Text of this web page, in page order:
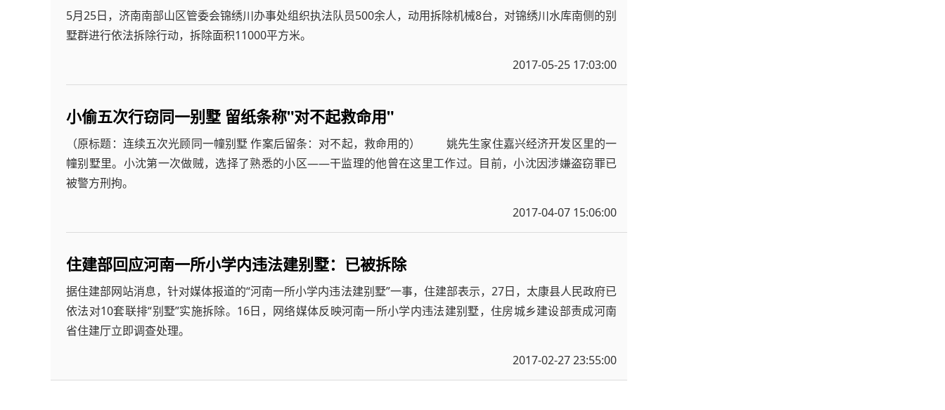
5月25日，济南南部山区管委会锦绣川办事处组织执法队员500余人，动用拆除机械8台，对锦绣川水库南侧的别
墅群进行依法拆除行动，拆除面积11000平方米。
2017-05-25 17:03:00
小偷五次行窃同一别墅 留纸条称"对不起救命用"
（原标题：连续五次光顾同一幢别墅 作案后留条：对不起，救命用的） 姚先生家住嘉兴经济开发区里的一
幢别墅里。小沈第一次做贼，选择了熟悉的小区——干监理的他曾在这里工作过。目前，小沈因涉嫌盗窃罪已
被警方刑拘。
2017-04-07 15:06:00
住建部回应河南一所小学内违法建别墅：已被拆除
据住建部网站消息，针对媒体报道的“河南一所小学内违法建别墅”一事，住建部表示，27日，太康县人民政府已
依法对10套联排“别墅”实施拆除。16日，网络媒体反映河南一所小学内违法建别墅，住房城乡建设部责成河南
省住建厅立即调查处理。
2017-02-27 23:55:00